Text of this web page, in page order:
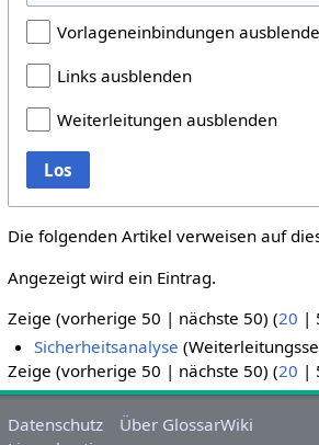
Vorlageneinbindungen
Links ausblenden
Weiterleitungen ausblenden
Los
Die folgenden Artikel verweisen auf
Angezeigt wird ein Eintrag.
Zeige (vorherige 50 | nächste 50) (20 |
Sicherheitsanalyse
Zeige (vorherige 50 | nächste 50) (20 |
Datenschutz
Über GlossarWiki